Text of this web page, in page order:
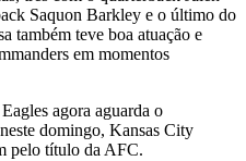
Saquon Barkley e o último do
também teve boa atuação e
em momentos
agora aguarda o
domingo, Kansas City
pelo título da AFC.